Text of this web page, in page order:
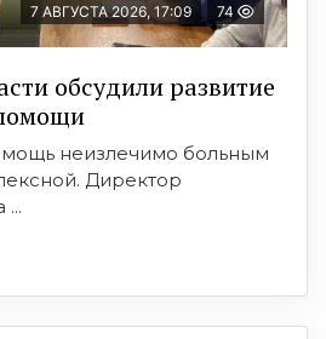
7 АВГУСТА 2026, 17:09 74
обсудили развитие
неизлечимо больным
Директор
...